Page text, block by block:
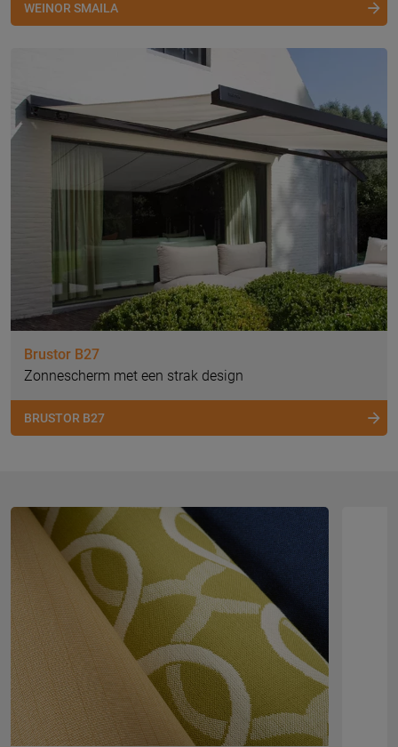
WEINOR SMAILA
Brustor B27
Zonnescherm met een strak design
BRUSTOR B27